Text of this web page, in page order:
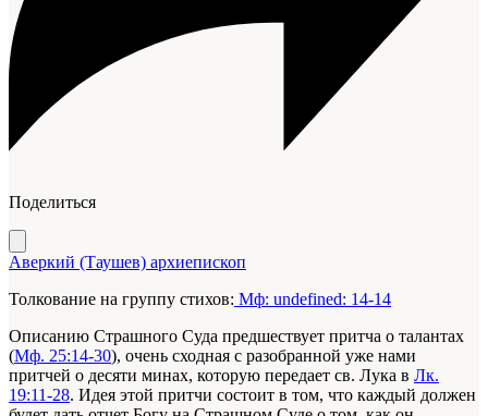
Поделиться
Аверкий (Таушев) архиепископ
Толкование на группу стихов: Мф: undefined: 14-14
Описанию Страшного Суда предшествует притча о талантах
(Мф. 25:14-30), очень сходная с разобранной уже нами
притчей о десяти минах, которую передает св. Лука в Лк.
19:11-28. Идея этой притчи состоит в том, что каждый должен